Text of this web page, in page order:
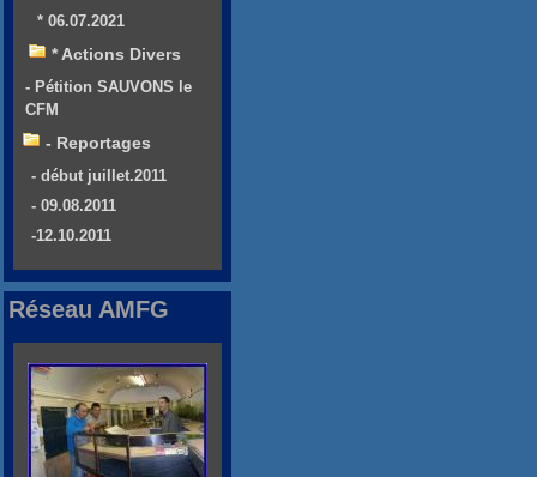
* 06.07.2021
* Actions Divers
- Pétition SAUVONS le
CFM
- Reportages
- début juillet.2011
- 09.08.2011
-12.10.2011
Réseau AMFG